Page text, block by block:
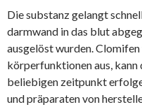
Die substanz gelangt
darmwand in das blut
ausgelöst wurden.
körperfunktionen aus, kann
beliebigen zeitpunkt
und präparaten von